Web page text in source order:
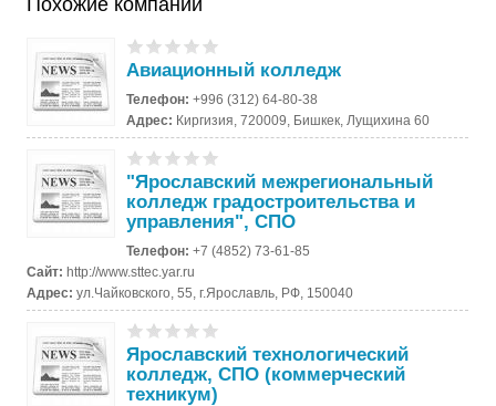
Авиационный колледж
Телефон:+996 (312) 64-80-38
Адрес: Киргизия, 720009, Бишкек, Лущихина 60
"Ярославский межрегиональный
колледж градостроительства и
управления", СПО
Телефон:+7 (4852) 73-61-85
Сайт:http://www.sttec.yar.ru
Адрес:ул.Чайковского, 55, г.Ярославль, РФ, 150040
Ярославский технологический
колледж, СПО (коммерческий
техникум)